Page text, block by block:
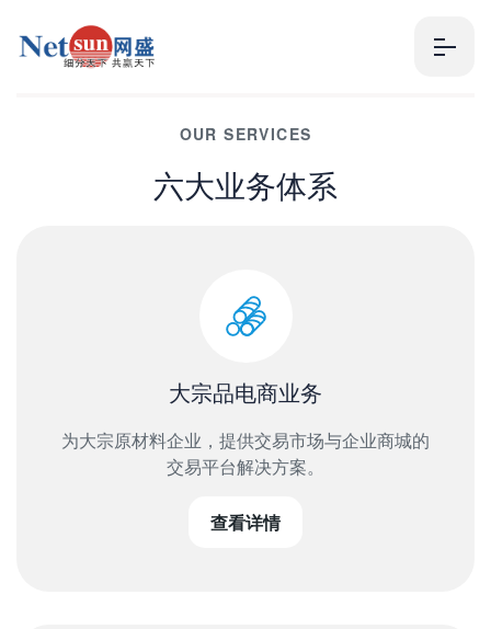
OUR SERVICES
六大业务体系
大宗品电商业务
为大宗原材料企业，提供交易市场与企业商城的
交易平台解决方案。
查看详情